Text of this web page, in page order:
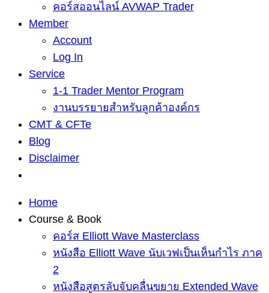
คอร์สออนไลน์ AVWAP Trader
Member
Account
Log In
Service
1-1 Trader Mentor Program
งานบรรยายสำหรับลูกค้าองค์กร
CMT & CFTe
Blog
Disclaimer
Home
Course & Book
คอร์ส Elliott Wave Masterclass
หนังสือ Elliott Wave นับเวฟเป็นเห็นกำไร ภาค
2
หนังสือสูตรลับจับคลื่นขยาย Extended Wave